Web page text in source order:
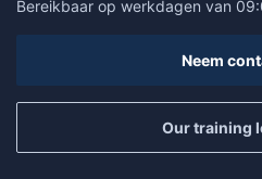
Bereikbaar op werkdagen van
Neem
Our training